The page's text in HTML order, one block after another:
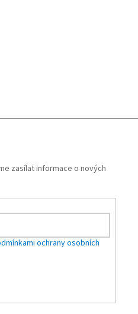
zasílat informace o nových
ochrany osobních